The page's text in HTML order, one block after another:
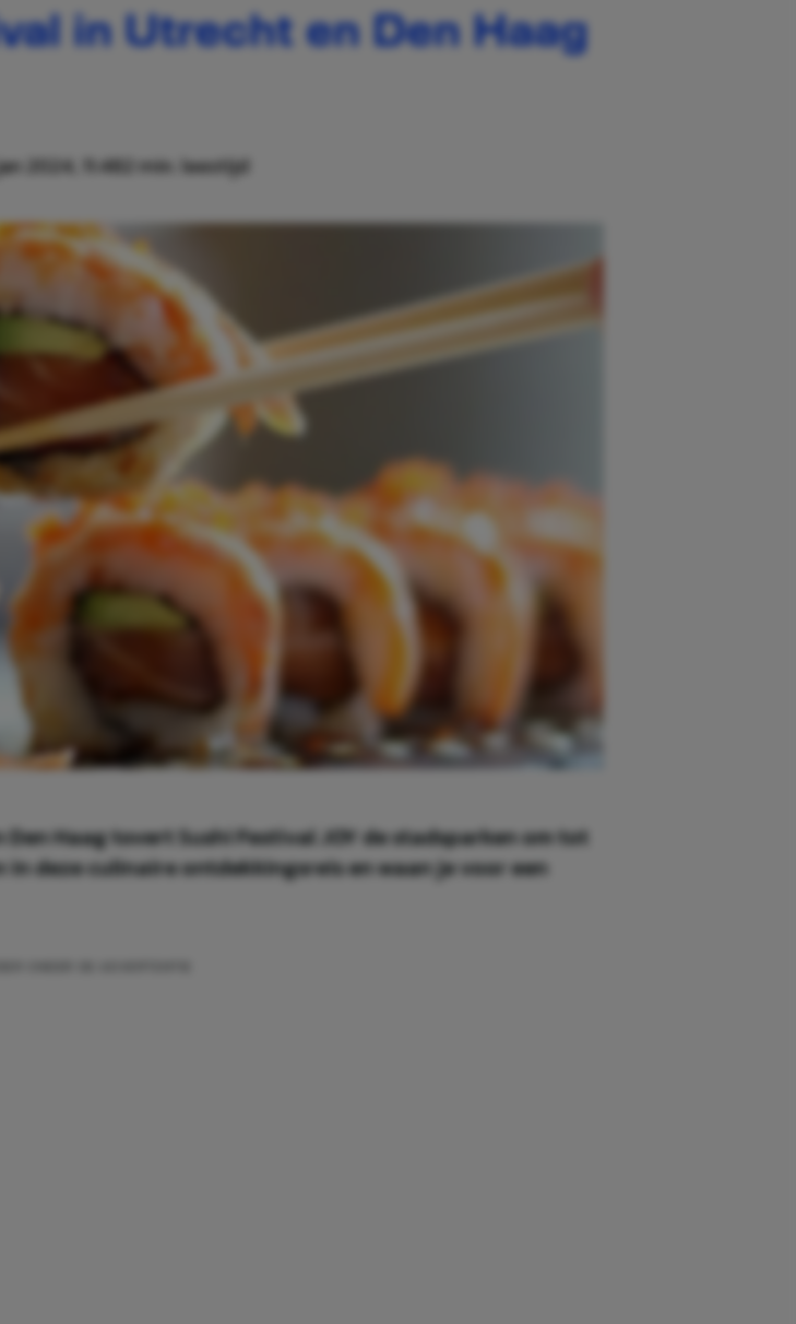
in Utrecht en Den Haag
2024, 11:482 min. leestijd
Den Haag tovert Sushi Festival JOY de stadsparken om tot
deze culinaire ontdekkingsreis en waan je voor een